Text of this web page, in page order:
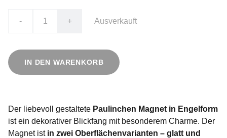
- + Ausverkauft
IN DEN WARENKORB
Der liebevoll gestaltete Paulinchen Magnet in Engelform
ist ein dekorativer Blickfang mit besonderem Charme. Der
Magnet ist in zwei Oberflächenvarianten – glatt und